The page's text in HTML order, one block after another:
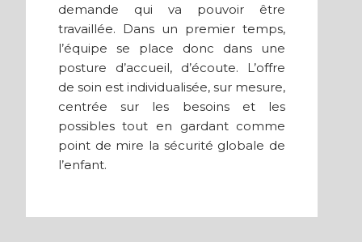
demande qui va pouvoir être
travaillée. Dans un premier temps,
l’équipe se place donc dans une
posture d’accueil, d’écoute. L’offre
de soin est individualisée, sur mesure,
centrée sur les besoins et les
possibles tout en gardant comme
point de mire la sécurité globale de
l’enfant.